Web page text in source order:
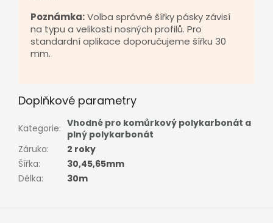
Poznámka:Volba správné šířky pásky závisí
na typu a velikosti nosných profilů. Pro
standardní aplikace doporučujeme šířku 30
mm.
Doplňkové parametry
Kategorie: Vhodné pro komůrkový polykarbonát a
plný polykarbonát
Záruka:
2 roky
Šířka:
30,45,65mm
Délka: 30m
Z